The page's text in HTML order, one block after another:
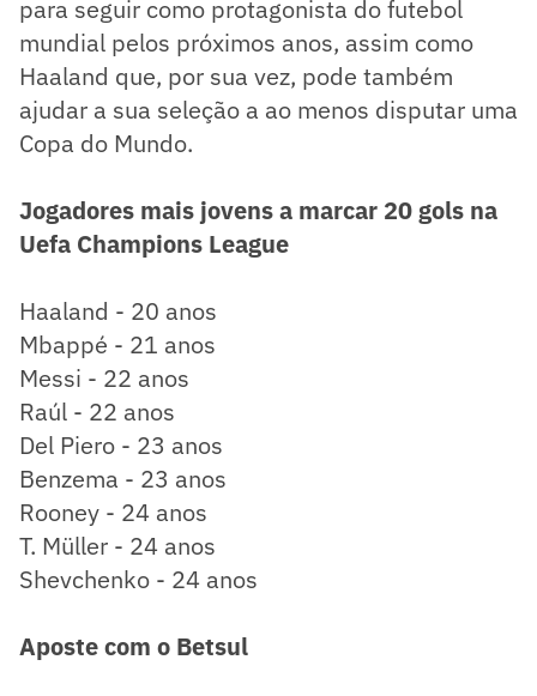
para seguir como protagonista do futebol
mundial pelos próximos anos, assim como
Haaland que, por sua vez, pode também
ajudar a sua seleção a ao menos disputar uma
Copa do Mundo.
Jogadores mais jovens a marcar 20 gols na
Uefa Champions League
Haaland - 20 anos
Mbappé - 21 anos
Messi - 22 anos
Raúl - 22 anos
Del Piero - 23 anos
Benzema - 23 anos
Rooney - 24 anos
T. Müller - 24 anos
Shevchenko - 24 anos
Aposte com o Betsul